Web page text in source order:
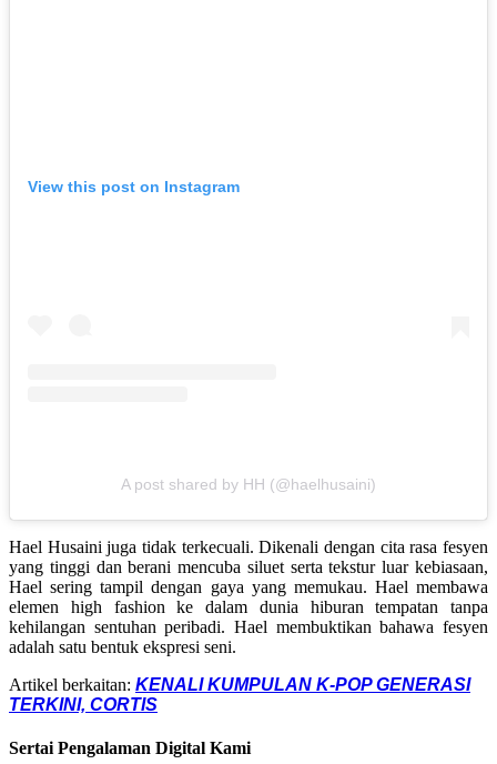
View this post on Instagram
A post shared by HH (@haelhusaini)
Hael Husaini juga tidak terkecuali. Dikenali dengan cita rasa fesyen
yang tinggi dan berani mencuba siluet serta tekstur luar kebiasaan,
Hael sering tampil dengan gaya yang memukau. Hael membawa
elemen high fashion ke dalam dunia hiburan tempatan tanpa
kehilangan sentuhan peribadi. Hael membuktikan bahawa fesyen
adalah satu bentuk ekspresi seni.
Artikel berkaitan: KENALI KUMPULAN K-POP GENERASI
TERKINI, CORTIS
Sertai Pengalaman Digital Kami